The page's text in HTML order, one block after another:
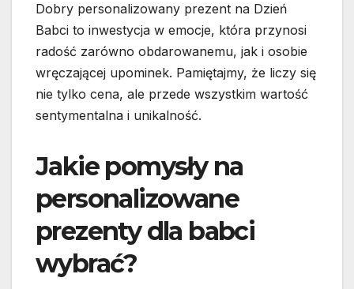
Dobry personalizowany prezent na Dzień
Babci to inwestycja w emocje, która przynosi
radość zarówno obdarowanemu, jak i osobie
wręczającej upominek. Pamiętajmy, że liczy się
nie tylko cena, ale przede wszystkim wartość
sentymentalna i unikalność.
Jakie pomysły na
personalizowane
prezenty dla babci
wybrać?